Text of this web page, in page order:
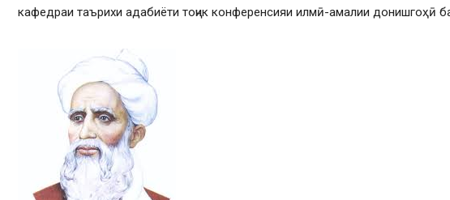
кафедраи таърихи адабиёти тоҷик конференсияи илмӣ-амалии донишгоҳӣ